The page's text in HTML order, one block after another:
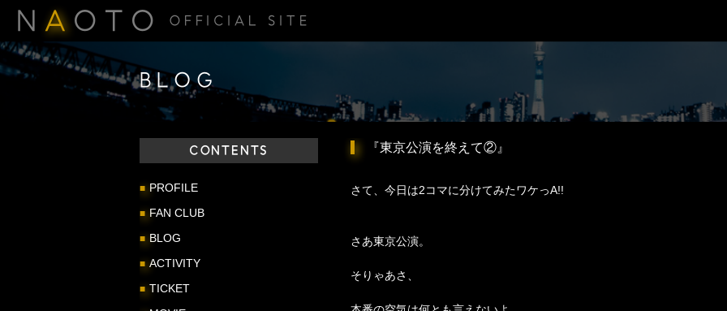
N A OTO OFFICIAL SITE
BLOG
『東京公演を終えて②』
さて、今日は2コマに分けてみたワケっA!!
さあ東京公演。
そりゃあさ、
CONTENTS
PROFILE
FAN CLUB
BLOG
ACTIVITY
TICKET